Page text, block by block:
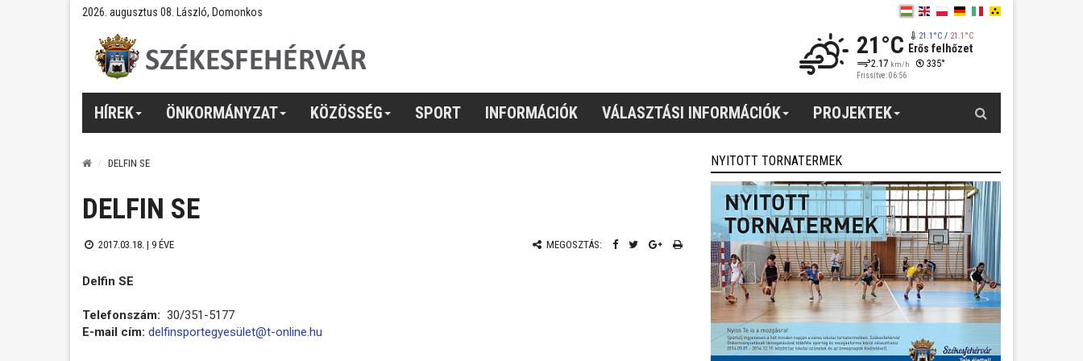
2026. augusztus 08. László, Domonkos
21°C 21.1°C/ 21.1°C
Erős felhőzet
2.17 km/h 335°
Frissítve: 06:56
HÍREK ÖNKORMÁNYZAT KÖZÖSSÉG SPORT INFORMÁCIÓK VÁLASZTÁSI INFORMÁCIÓK PROJEKTEK
DELFIN SE
DELFIN SE
2017.03.18. | 9 ÉVE MEGOSZTÁS:
Delfin SE
Telefonszám: 30/351-5177
E-mail cím: delfinsportegyesület@t-online.hu
NYITOTT TORNATERMEK